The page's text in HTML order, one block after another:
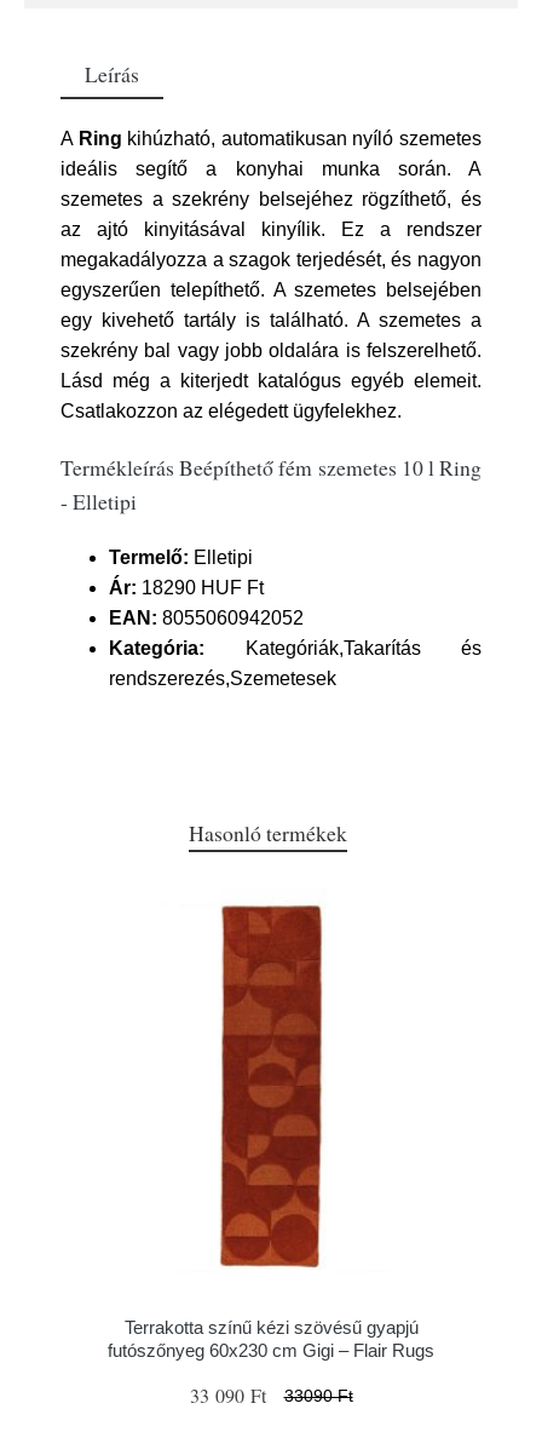
Leírás
A Ring kihúzható, automatikusan nyíló szemetes
ideális segítő a konyhai munka során. A
szemetes a szekrény belsejéhez rögzíthető, és
az ajtó kinyitásával kinyílik. Ez a rendszer
megakadályozza a szagok terjedését, és nagyon
egyszerűen telepíthető. A szemetes belsejében
egy kivehető tartály is található. A szemetes a
szekrény bal vagy jobb oldalára is felszerelhető.
Lásd még a kiterjedt katalógus egyéb elemeit.
Csatlakozzon az elégedett ügyfelekhez.
Termékleírás Beépíthető fém szemetes 10 l Ring
- Elletipi
Termelő: Elletipi
Ár: 18290 HUF Ft
EAN: 8055060942052
Kategória: Kategóriák,Takarítás és
rendszerezés,Szemetesek
Hasonló termékek
Terrakotta színű kézi szövésű gyapjú
futószőnyeg 60x230 cm Gigi – Flair Rugs
33 090 Ft 33090 Ft